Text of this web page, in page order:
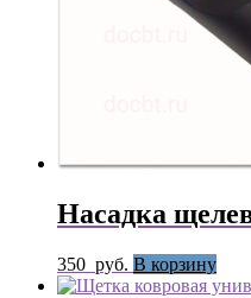
Насадка
350 руб. В корзину